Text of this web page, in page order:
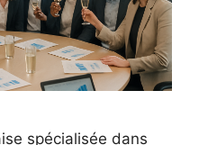
spécialisée dans